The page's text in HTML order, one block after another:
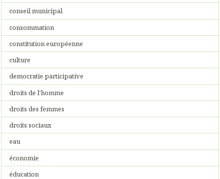
conseil municipal
consommation
constitution européenne
culture
democratie participative
droits de l'homme
droits des femmes
droits sociaux
eau
économie
éducation